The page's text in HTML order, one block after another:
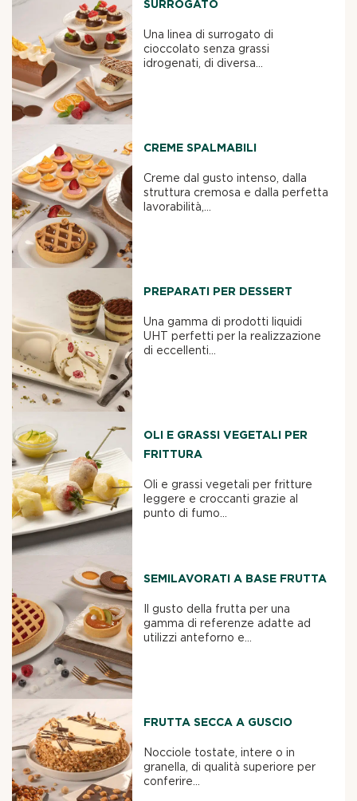
SURROGATO
Una linea di surrogato di
cioccolato senza grassi
idrogenati, di diversa...
CREME SPALMABILI
Creme dal gusto intenso, dalla
struttura cremosa e dalla perfetta
lavorabilità,...
PREPARATI PER DESSERT
Una gamma di prodotti liquidi
UHT perfetti per la realizzazione
di eccellenti...
OLI E GRASSI VEGETALI PER
FRITTURA
Oli e grassi vegetali per fritture
leggere e croccanti grazie al
punto di fumo...
SEMILAVORATI A BASE FRUTTA
Il gusto della frutta per una
gamma di referenze adatte ad
utilizzi anteforno e...
FRUTTA SECCA A GUSCIO
Nocciole tostate, intere o in
granella, di qualità superiore per
conferire...